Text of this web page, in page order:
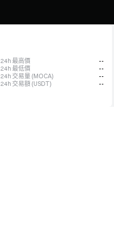
24h 最高價
--
24h 最低價
--
24h 交易量 (MOCA)
--
24h 交易額 (USDT)
--